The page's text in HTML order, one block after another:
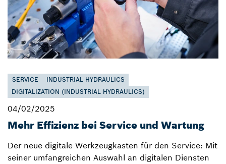
SERVICE
INDUSTRIAL HYDRAULICS
DIGITALIZATION (INDUSTRIAL HYDRAULICS)
04/02/2025
Mehr Effizienz bei Service und Wartung
Der neue digitale Werkzeugkasten für den Service: Mit
seiner umfangreichen Auswahl an digitalen Diensten